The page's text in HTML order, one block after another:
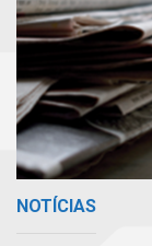
NOTÍCIAS